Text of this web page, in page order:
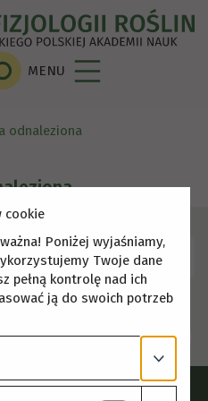
MENU
odnaleziona
inną stronę.
cookie
Poniżej wyjaśniamy,
Twoje dane
pełną kontrolę nad ich
ją do swoich potrzeb